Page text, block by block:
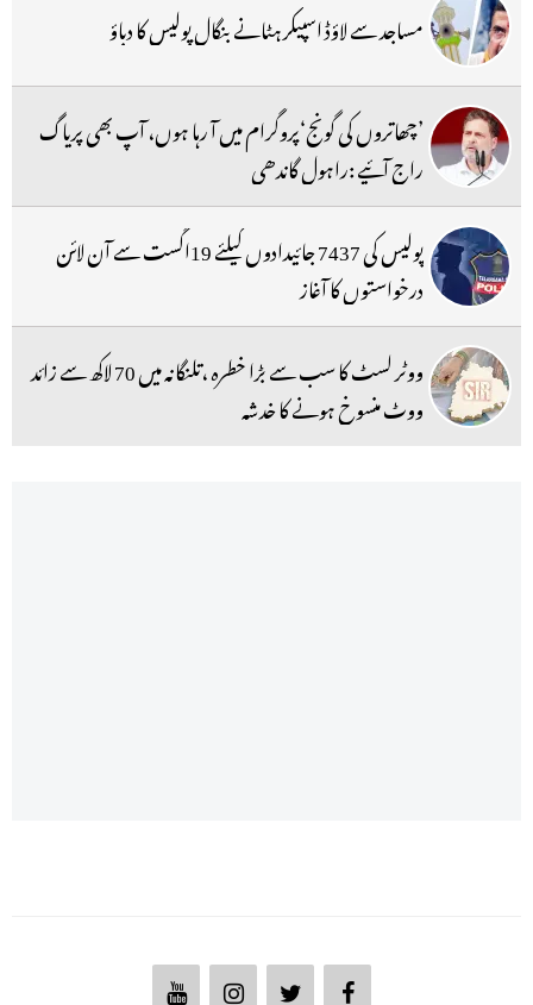
مساجد سے لاؤڈ اسپیکر ہٹانے بنگال پولیس کا دباؤ
’چھاتروں کی گونج‘پروگرام میں آ رہا ہوں، آپ بھی پریاگ
راج آئیے :راہول گاندھی
پولیس کی 7437 جائیدادوں کیلئے 19اگست سے آن لائن
درخواستوں کا آغاز
ووٹر لسٹ کا سب سے بڑا خطرہ ،تلنگانہ میں 70 لاکھ سے زائد
ووٹ منسوخ ہونے کا خدشہ